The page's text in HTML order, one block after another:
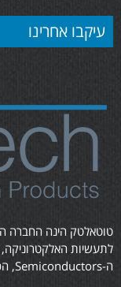
עיקבו אחרינו
טוטאלטק הינה החברה
לתעשיות
ה-Semiconductors, הכימיה, הביו-טכנולוגיה וכן התעשיות הצבאיות.